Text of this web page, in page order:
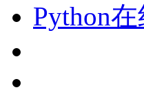
Python